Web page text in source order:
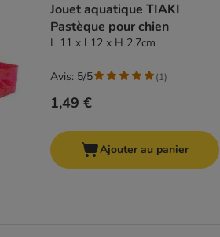
Jouet aquatique TIAKI
Pastèque pour chien
L 11 x l 12 x H 2,7cm
1,49 €
Avis: 5/5 (1)
Ajouter au panier